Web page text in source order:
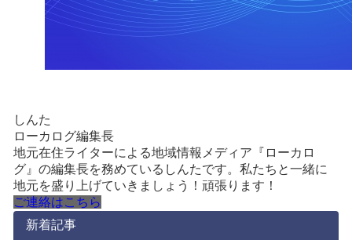
しんた
ローカログ編集長
地元在住ライターによる地域情報メディア『ローカロ
グ』の編集長を務めているしんたです。私たちと一緒に
地元を盛り上げていきましょう！頑張ります！
ご連絡はこちら
新着記事